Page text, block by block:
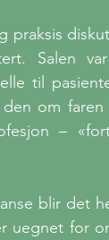
praksis
Salen
til
om
–
blir det
uegnet for